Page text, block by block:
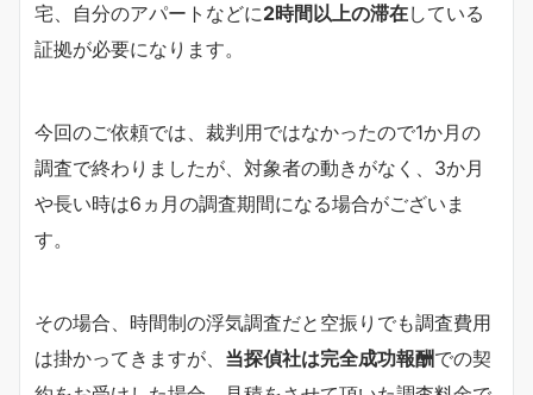
宅、自分のアパートなどに2時間以上の滞在している
証拠が必要になります。
今回のご依頼では、裁判用ではなかったので1か月の
調査で終わりましたが、対象者の動きがなく、3か月
や長い時は6ヵ月の調査期間になる場合がございま
す。
その場合、時間制の浮気調査だと空振りでも調査費用
は掛かってきますが、 当探偵社は完全成功報酬での契